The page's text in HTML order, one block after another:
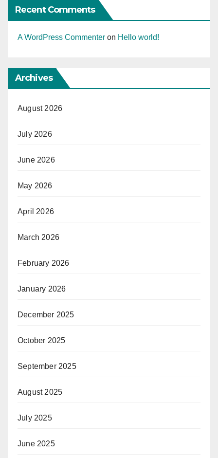
Recent Comments
A WordPress Commenter on Hello world!
Archives
August 2026
July 2026
June 2026
May 2026
April 2026
March 2026
February 2026
January 2026
December 2025
October 2025
September 2025
August 2025
July 2025
June 2025